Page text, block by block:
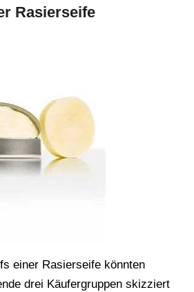
Rasierseife
einer Rasierseife könnten
drei Käufergruppen skizziert